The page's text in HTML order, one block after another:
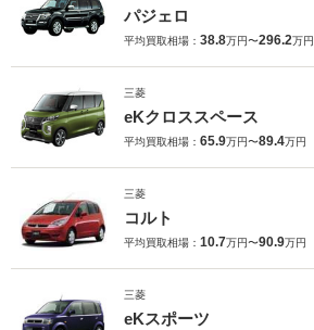
パジェロ
平均買取相場： 38.8万円〜296.2万円
三菱
eKクロススペース
平均買取相場： 65.9万円〜89.4万円
三菱
コルト
平均買取相場： 10.7万円〜90.9万円
三菱
eKスポーツ